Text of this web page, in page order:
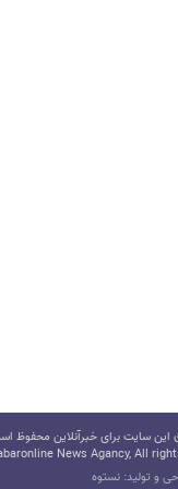
سایت برای خبرآنلاین محفوظ
News Agancy, All
و تولید: نستوه